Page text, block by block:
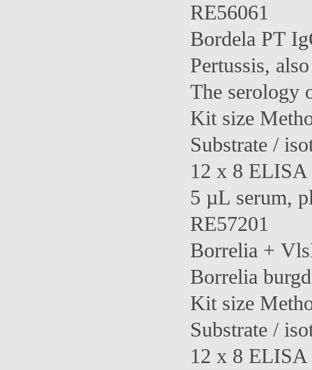
RE56061
Bordela PT
Pertussis,
The serology
Kit size
Substrate /
12 x 8
5 µL serum,
RE57201
Borrelia +
Borrelia
Kit size
Substrate /
12 x 8